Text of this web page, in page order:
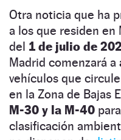
Otra noticia que ha
a los que residen en
del 1 de julio de
Madrid comenzará a
vehículos que
en la Zona de Bajas
M-30 y la M-40
clasificación